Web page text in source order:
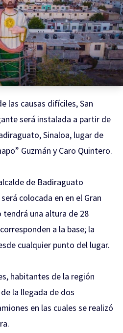
las causas difíciles, San
será instalada a partir de
Sinaloa, lugar de
Guzmán y Caro Quintero.
de Badiraguato
colocada en en el Gran
tendrá una altura de 28
a la base; la
cualquier punto del lugar.
habitantes de la región
la llegada de dos
en las cuales se realizó